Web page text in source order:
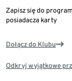
Zapisz się do
posiadacza karty
Dołącz do Klubu
Odkryj wyjątkowe